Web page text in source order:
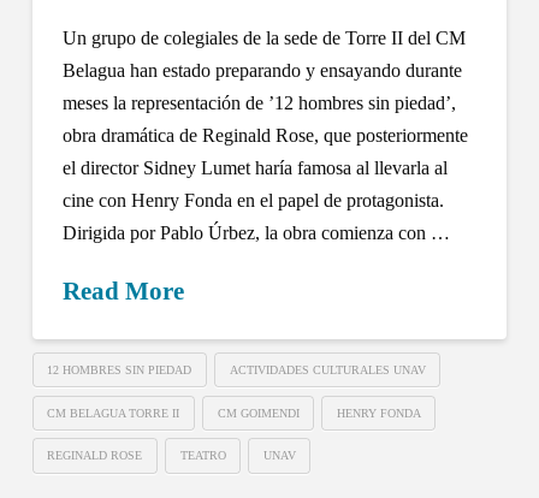
Un grupo de colegiales de la sede de Torre II del CM
Belagua han estado preparando y ensayando durante
meses la representación de ’12 hombres sin piedad’,
obra dramática de Reginald Rose, que posteriormente
el director Sidney Lumet haría famosa al llevarla al
cine con Henry Fonda en el papel de protagonista.
Dirigida por Pablo Úrbez, la obra comienza con …
Read More
12 HOMBRES SIN PIEDAD ACTIVIDADES CULTURALES UNAV
CM BELAGUA TORRE II CM GOIMENDI HENRY FONDA
REGINALD ROSE TEATRO UNAV